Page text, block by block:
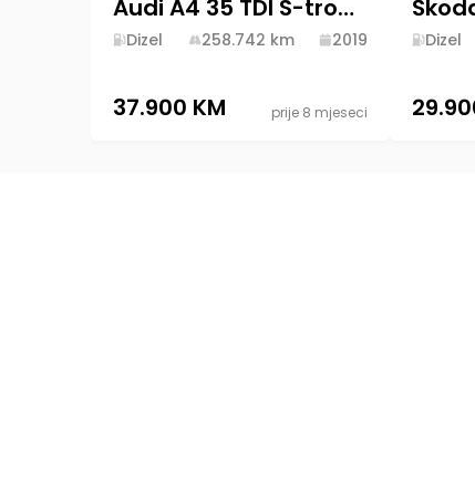
Audi A4 35 TDI S-tronic Bussines Line 2019 Diesel
Dizel 258.742 km 2019
37.900 KM prije 8 mjeseci
Dizel